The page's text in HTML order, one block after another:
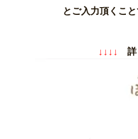
とご入力頂くこ
↓↓↓↓ 詳